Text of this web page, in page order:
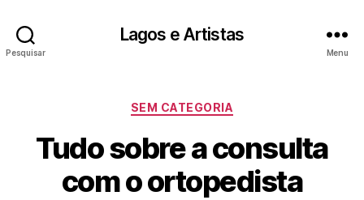
Pesquisar
Lagos e Artistas
Menu
Categorias
SEM CATEGORIA
Tudo sobre a consulta
com o ortopedista